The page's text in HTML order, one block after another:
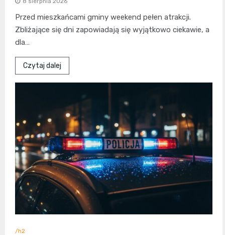
Przed mieszkańcami gminy weekend pełen atrakcji.
Zbliżające się dni zapowiadają się wyjątkowo ciekawie, a
dla…
Czytaj dalej
/h2